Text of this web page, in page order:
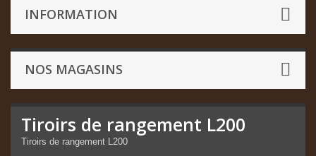
INFORMATION
NOS MAGASINS
Tiroirs de rangement L200
Tiroirs de rangement L200